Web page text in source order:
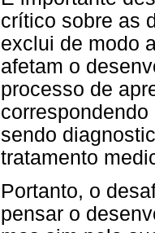
crítico sobre as
exclui de modo
afetam o
processo de
sendo
tratamento
Portanto, o
pensar o